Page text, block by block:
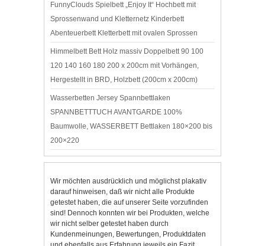
FunnyClouds Spielbett „Enjoy It“ Hochbett mit
Sprossenwand und Kletternetz Kinderbett
Abenteuerbett Kletterbett mit ovalen Sprossen
Himmelbett Bett Holz massiv Doppelbett 90 100
120 140 160 180 200 x 200cm mit Vorhängen,
Hergestellt in BRD, Holzbett (200cm x 200cm)
Wasserbetten Jersey Spannbettlaken
SPANNBETTTUCH AVANTGARDE 100%
Baumwolle, WASSERBETT Bettlaken 180×200 bis
200×220
Wir möchten ausdrücklich und möglichst plakativ
darauf hinweisen, daß wir nicht alle Produkte
getestet haben, die auf unserer Seite vorzufinden
sind! Dennoch konnten wir bei Produkten, welche
wir nicht selber getestet haben durch
Kundenmeinungen, Bewertungen, Produktdaten